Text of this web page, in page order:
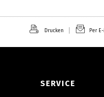
Drucken Per
SERVICE